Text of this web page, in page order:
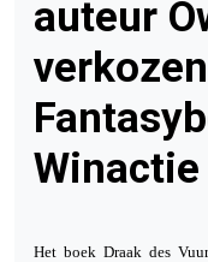
auteur
Het boek Draak des